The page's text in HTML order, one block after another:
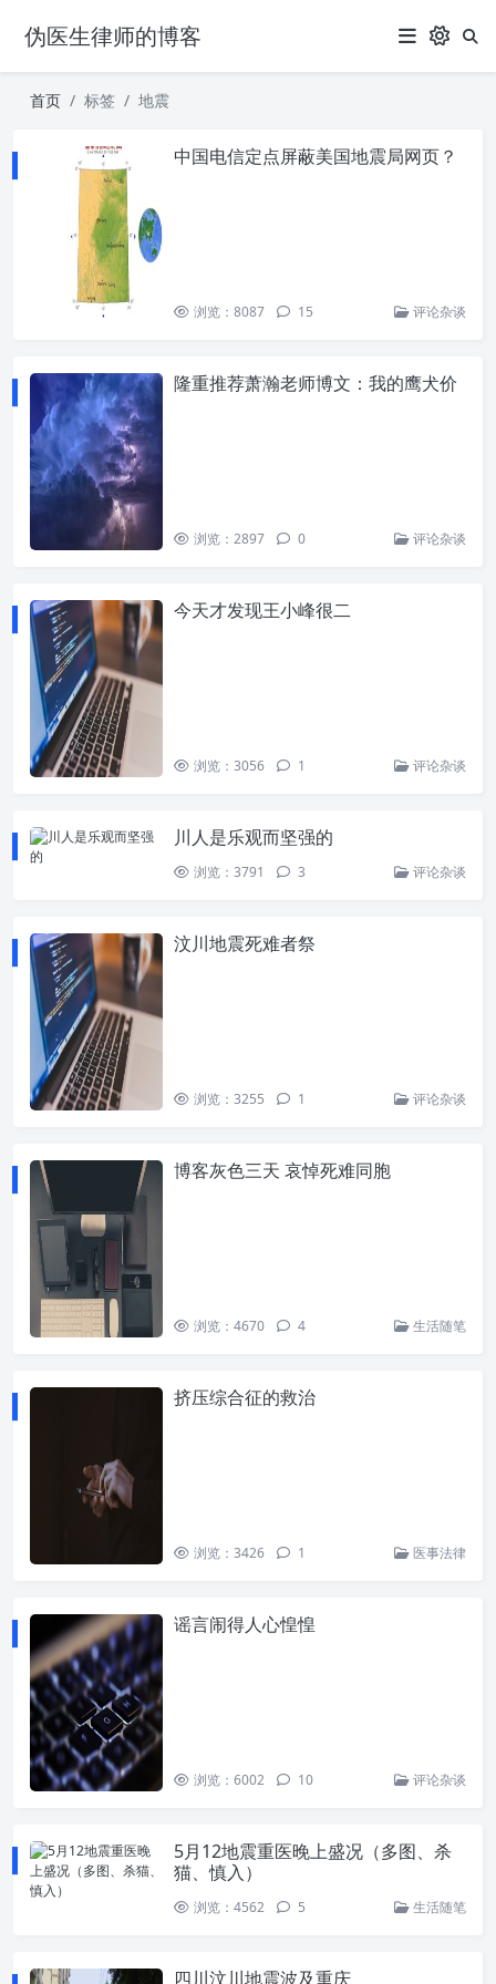
伪医生律师的博客
首页 标签 地震
中国电信定点屏蔽美国地震局网页？
浏览：8087 15 评论杂谈
隆重推荐萧瀚老师博文：我的鹰犬价
浏览：2897 0 评论杂谈
今天才发现王小峰很二
浏览：3056 1 评论杂谈
川人是乐观而坚强的
浏览：3791 3 评论杂谈
汶川地震死难者祭
浏览：3255 1 评论杂谈
博客灰色三天 哀悼死难同胞
浏览：4670 4 生活随笔
挤压综合征的救治
浏览：3426 1 医事法律
谣言闹得人心惶惶
浏览：6002 10 评论杂谈
5月12地震重医晚上盛况（多图、杀
猫、慎入）
浏览：4562 5 生活随笔
四川汶川地震波及重庆